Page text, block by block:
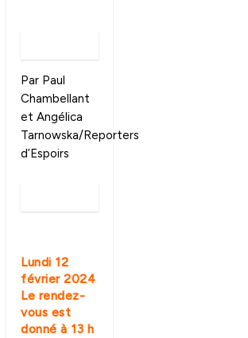
Par Paul
Chambellant
et Angélica
Tarnowska/Reporters
d’Espoirs
Lundi 12
février 2024
Le rendez-
vous est
donné à 13 h